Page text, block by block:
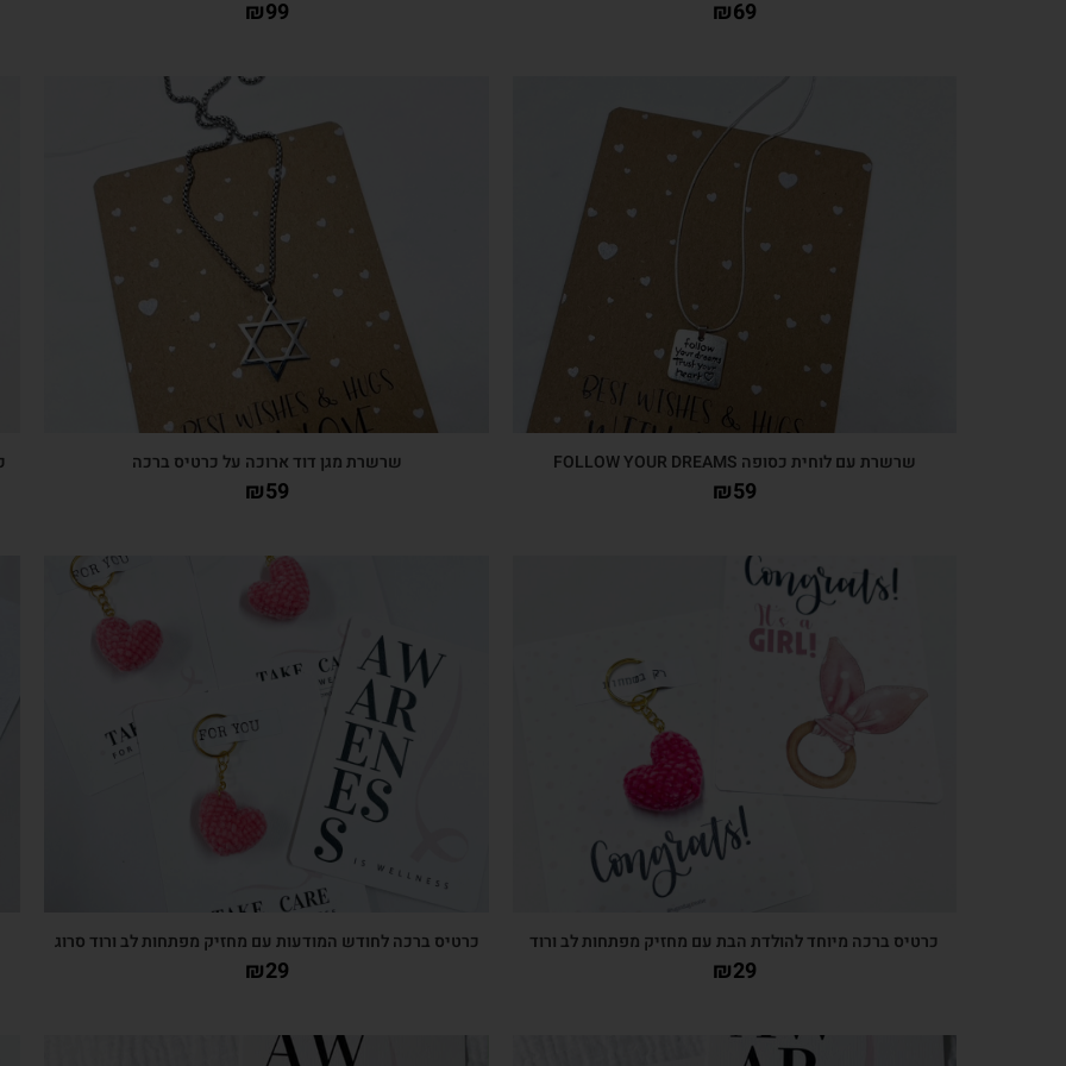
₪69
₪99
צפייה מהירה
שרשרת עם לוחית כסופה FOLLOW YOUR DREAMS
₪59
צפייה מהירה
שרשרת מגן דוד ארוכה על כרטיס ברכה
₪59
צפייה מהירה
כרטיס ברכה מיוחד להולדת הבת עם מחזיק מפתחות לב ורוד
₪29
כרטיס ברכה לחודש המודעות עם מחזיק מפתחות לב ורוד סרוג
₪29